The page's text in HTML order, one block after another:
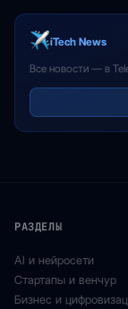
iTech News
Все новости — в
РАЗДЕЛЫ
AI и нейросети
Стартапы и венчур
Бизнес и